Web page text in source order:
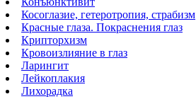
Косоглазие, гетеротропия, страбизм
Красные глаза. Покраснения глаз
Крипторхизм
Кровоизлияние в глаз
Ларингит
Лейкоплакия
Лихорадка